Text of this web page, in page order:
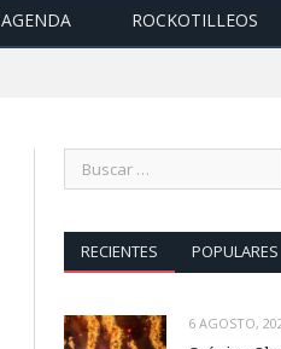
AGENDA ROCKOTILLEOS
RECIENTES POPULARES
6 AGOSTO,